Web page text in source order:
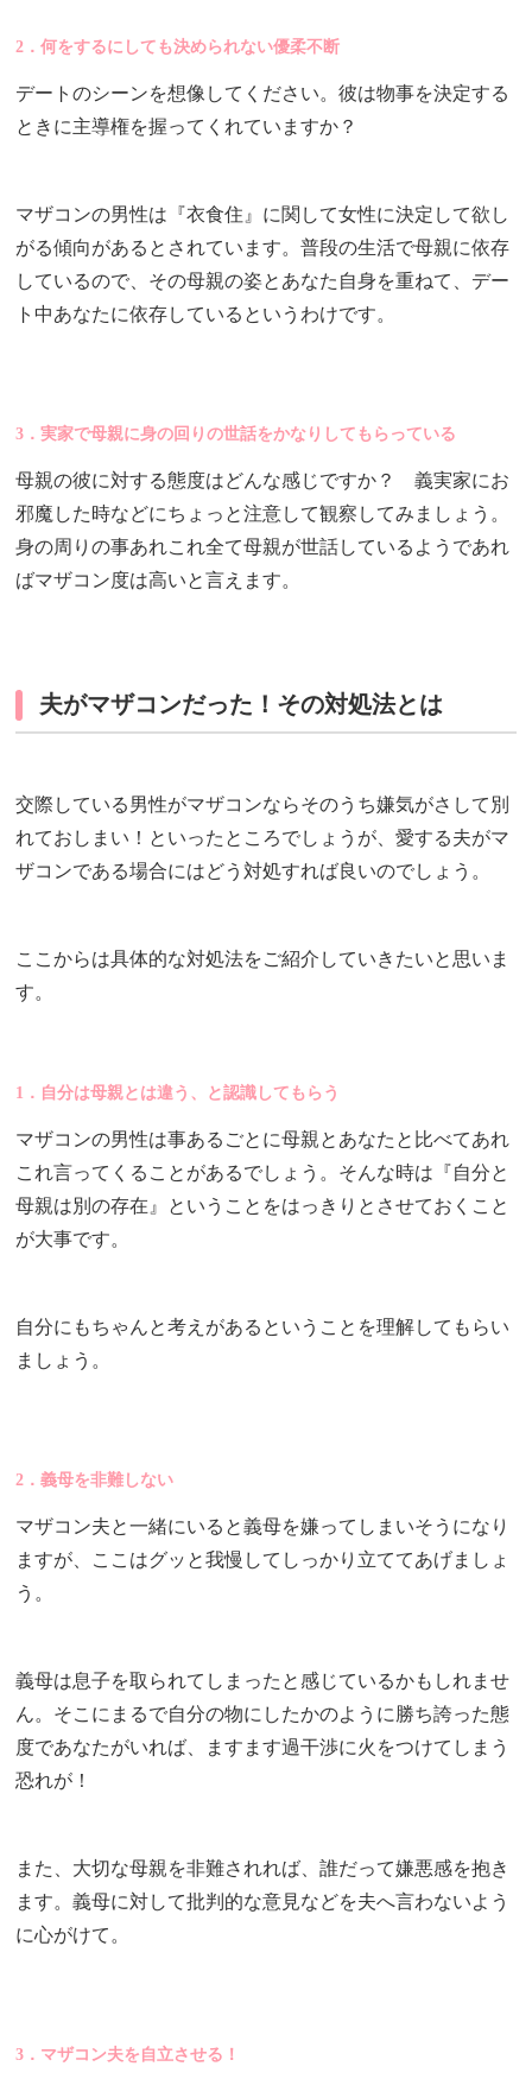
2．何をするにしても決められない優柔不断
デートのシーンを想像してください。彼は物事を決定する
ときに主導権を握ってくれていますか？
マザコンの男性は『衣食住』に関して女性に決定して欲し
がる傾向があるとされています。普段の生活で母親に依存
しているので、その母親の姿とあなた自身を重ねて、デー
ト中あなたに依存しているというわけです。
3．実家で母親に身の回りの世話をかなりしてもらっている
母親の彼に対する態度はどんな感じですか？ 義実家にお
邪魔した時などにちょっと注意して観察してみましょう。
身の周りの事あれこれ全て母親が世話しているようであれ
ばマザコン度は高いと言えます。
夫がマザコンだった！その対処法とは
交際している男性がマザコンならそのうち嫌気がさして別
れておしまい！といったところでしょうが、愛する夫がマ
ザコンである場合にはどう対処すれば良いのでしょう。
ここからは具体的な対処法をご紹介していきたいと思いま
す。
1．自分は母親とは違う、と認識してもらう
マザコンの男性は事あるごとに母親とあなたと比べてあれ
これ言ってくることがあるでしょう。そんな時は『自分と
母親は別の存在』ということをはっきりとさせておくこと
が大事です。
自分にもちゃんと考えがあるということを理解してもらい
ましょう。
2．義母を非難しない
マザコン夫と一緒にいると義母を嫌ってしまいそうになり
ますが、ここはグッと我慢してしっかり立ててあげましょ
う。
義母は息子を取られてしまったと感じているかもしれませ
ん。そこにまるで自分の物にしたかのように勝ち誇った態
度であなたがいれば、ますます過干渉に火をつけてしまう
恐れが！
また、大切な母親を非難されれば、誰だって嫌悪感を抱き
ます。義母に対して批判的な意見などを夫へ言わないよう
に心がけて。
3．マザコン夫を自立させる！